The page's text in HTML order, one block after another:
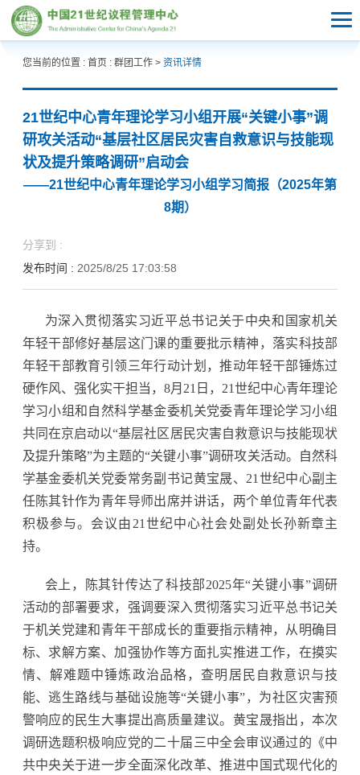
您当前的位置 : 首页 : 群团工作> 资讯详情
21世纪中心青年理论学习小组开展“关键小事”调
研攻关活动“基层社区居民灾害自救意识与技能现
状及提升策略调研”启动会
——21世纪中心青年理论学习小组学习简报（2025年第
8期）
分享到 :
发布时间 : 2025/8/25 17:03:58
为深入贯彻落实习近平总书记关于中央和国家机关
年轻干部修好基层这门课的重要批示精神，落实科技部
年轻干部教育引领三年行动计划，推动年轻干部锤炼过
硬作风、强化实干担当，8月21日，21世纪中心青年理论
学习小组和自然科学基金委机关党委青年理论学习小组
共同在京启动以“基层社区居民灾害自救意识与技能现状
及提升策略”为主题的“关键小事”调研攻关活动。自然科
学基金委机关党委常务副书记黄宝晟、21世纪中心副主
任陈其针作为青年导师出席并讲话，两个单位青年代表
积极参与。会议由21世纪中心社会处副处长孙新章主
持。
会上，陈其针传达了科技部2025年“关键小事”调研
活动的部署要求，强调要深入贯彻落实习近平总书记关
于机关党建和青年干部成长的重要指示精神，从明确目
标、求解方案、加强协作等方面扎实推进工作，在摸实
情、解难题中锤炼政治品格，查明居民自救意识与技
能、逃生路线与基础设施等“关键小事”，为社区灾害预
警响应的民生大事提出高质量建议。黄宝晟指出，本次
调研选题积极响应党的二十届三中全会审议通过的《中
共中央关于进一步全面深化改革、推进中国式现代化的